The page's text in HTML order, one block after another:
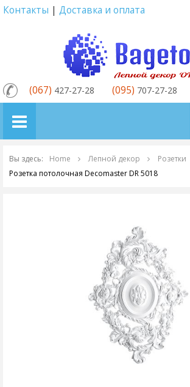
Контакты | Доставка и оплата
(067) 427-27-28 (095) 707-27-28
Вы здесь: Home Лепной декор
Розетки
Розетка потолочная Decomaster DR 5018